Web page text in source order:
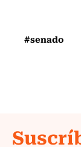
#senado